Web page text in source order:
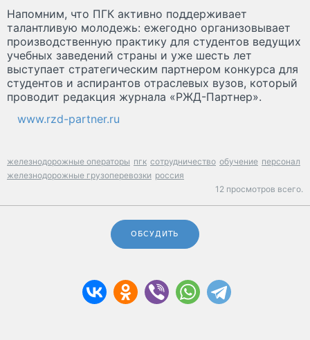
Напомним, что ПГК активно поддерживает
талантливую молодежь: ежегодно организовывает
производственную практику для студентов ведущих
учебных заведений страны и уже шесть лет
выступает стратегическим партнером конкурса для
студентов и аспирантов отраслевых вузов, который
проводит редакция журнала «РЖД-Партнер».
www.rzd-partner.ru
железнодорожные операторы пгк сотрудничество обучение персонал
железнодорожные грузоперевозки россия
12 просмотров всего.
ОБСУДИТЬ